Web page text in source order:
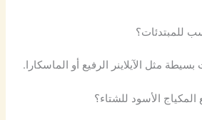
للمبتدئات؟
مثل الآيلاينر الرفيع أو الماسكارا.
الأسود للشتاء؟